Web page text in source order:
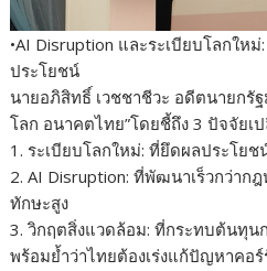
•AI Disruption และระเบียบโลกให
ประโยชน์
นายอภิสิทธิ์ เวชชาชีวะ อดีตนายกรั
โลก อนาคตไทย”โดยชี้ถึง 3 ปัจจัยเ
1. ระเบียบโลกใหม่: ที่ยึดผลประโย
2. AI Disruption: ที่พัฒนาเร็วกว่าก
ทักษะสูง
3. วิกฤตสิ่งแวดล้อม: ที่กระทบต้นทุน
พร้อมย้ำว่าไทยต้องเร่งแก้ปัญหาคอ